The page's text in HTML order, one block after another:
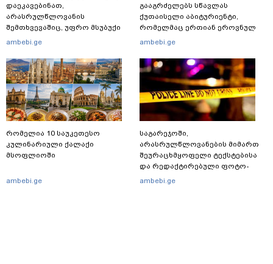
დაეკავებინათ,
არასრულწლოვანის
შემთხვევაშიც, უფრო მსუბუქი
ვარიანტი ძნელი
რატომ აღსრულდა განჩინება
ღამე" - იურისტები
ambebi.ge
რომელია 10 საუკეთესო
კულინარიული ქალაქი
მსოფლიოში
ambebi.ge
გააგრძელებს სწავლას
ქუთაისელი აბიტურიენტი,
რომელმაც ერთიან ეროვნულ
გამოცდებზე, ყველა საგანში
ambebi.ge
საგარეჯოში,
არასრულწლოვანების მიმართ
შეურაცხმყოფელი ტექსტებისა
და რედაქტირებული ფოტო-
ვიდეომასალის გავრცელების
ambebi.ge